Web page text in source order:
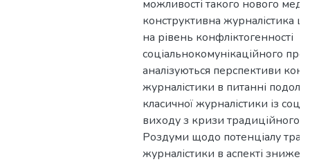
можливості такого нового
конструктивна журналістика
на рівень конфліктогенності
соціальнокомунікаційного
аналізуються перспективи
журналістики в питанні
класичної журналістики із
виходу з кризи традиційного
Роздуми щодо потенціалу
журналістики в аспекті